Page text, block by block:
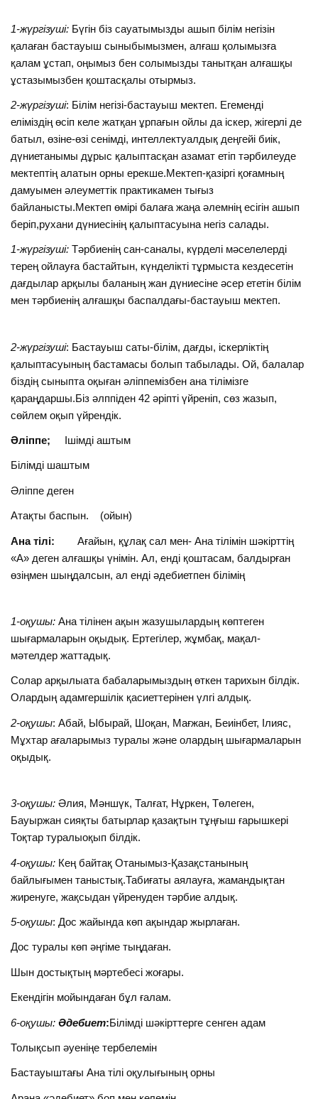
1-жүргізуші: Бүгін біз сауатымызды ашып білім негізін
қалаған бастауыш сыныбымызмен, алғаш қолымызға
қалам ұстап, оңымыз бен солымызды танытқан алғашқы
ұстазымызбен қоштасқалы отырмыз.
2-жүргізуші: Білім негізі-бастауыш мектеп. Егеменді
еліміздің өсіп келе жатқан ұрпағын ойлы да іскер, жігерлі де
батыл, өзіне-өзі сенімді, интеллектуалдық деңгейі биік,
дүниетанымы дұрыс қалыптасқан азамат етіп тәрбилеуде
мектептің алатын орны ерекше.Мектеп-қазіргі қоғамның
дамуымен әлеуметтік практикамен тығыз
байланысты.Мектеп өмірі балаға жаңа әлемнің есігін ашып
беріп,рухани дүниесінің қалыптасуына негіз салады.
1-жүргізуші: Тәрбиенің сан-саналы, күрделі мәселелерді
терең ойлауға бастайтын, күнделікті тұрмыста кездесетін
дағдылар арқылы баланың жан дүниесіне әсер ететін білім
мен тәрбиенің алғашқы баспалдағы-бастауыш мектеп.
2-жүргізуші: Бастауыш саты-білім, дағды, іскерліктің
қалыптасуының бастамасы болып табылады. Ой, балалар
біздің сыныпта оқыған әліппемізбен ана тілімізге
қараңдаршы.Біз әлппіден 42 әріпті үйреніп, сөз жазып,
сөйлем оқып үйрендік.
Әліппе; Ішімді аштым
Білімді шаштым
Әліппе деген
Атақты баспын. (ойын)
Ана тілі: Ағайын, құлақ сал мен- Ана тілімін шәкірттің
«А» деген алғашқы үнімін. Ал, енді қоштасам, балдырған
өзіңмен шыңдалсын, ал енді әдебиетпен білімің
1-оқушы: Ана тілінен ақын жазушылардың көптеген
шығармаларын оқыдық. Ертегілер, жұмбақ, мақал-
мәтелдер жаттадық.
Солар арқылыата бабаларымыздың өткен тарихын білдік.
Олардың адамгершілік қасиеттерінен үлгі алдық.
2-оқушы: Абай, Ыбырай, Шоқан, Мағжан, Беиінбет, Ілияс,
Мұхтар ағаларымыз туралы және олардың шығармаларын
оқыдық.
3-оқушы: Әлия, Мәншүк, Талғат, Нұркен, Төлеген,
Бауыржан сияқты батырлар қазақтын тұңғыш ғарышкері
Тоқтар туралыоқып білдік.
4-оқушы: Кең байтақ Отанымыз-Қазақстанының
байлығымен таныстық.Табиғаты аялауға, жамандықтан
жиренуге, жақсыдан үйренуден тәрбие алдық.
5-оқушы: Дос жайында көп ақындар жырлаған.
Дос туралы көп әңгіме тыңдаған.
Шын достықтың мәртебесі жоғары.
Екендігін мойындаған бұл ғалам.
6-оқушы:Әдебиет:Білімді шәкірттерге сенген адам
Толықсып әуеніңе тербелемін
Бастауыштағы Ана тілі оқулығының орны